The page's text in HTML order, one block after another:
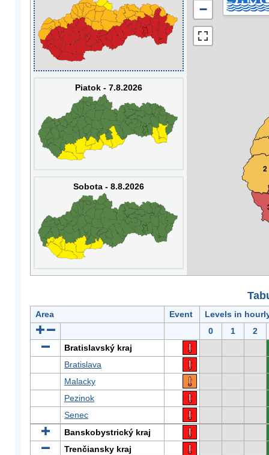
Piatok - 7.8.2026
Sobota - 8.8.2026
2
−
Area Event
Levels in
0
1
2
Bratislavský kraj
Bratislava
Malacky
Pezinok
Senec
Banskobystrický kraj
Trenčiansky kraj